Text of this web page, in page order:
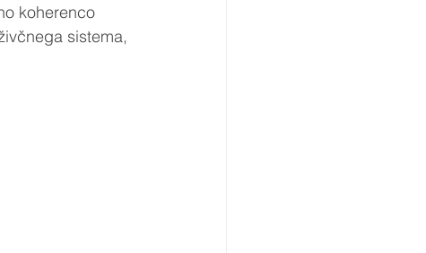
koherenco
sistema,